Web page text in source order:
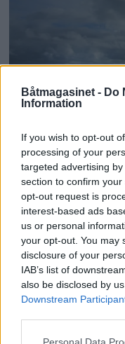
Båtmagasinet - Do
Information
If you wish to opt-out
processing of your
targeted advertising
section to confirm
opt-out request is
interest-based ads
us or personal
your opt-out. You may
disclosure of your
IAB’s list of
also be disclosed by
Downstream
Personal Data
10
million